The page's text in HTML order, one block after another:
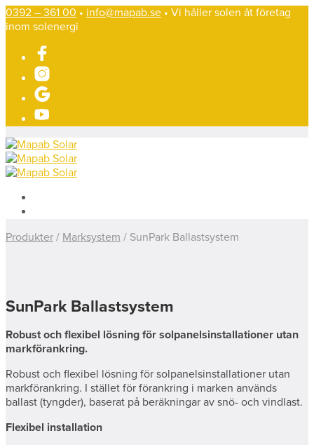
0392 – 361 00 • info@mapab.se • Vi håller solen åt företag
inom solenergi
Produkter / Marksystem / SunPark Ballastsystem
SunPark Ballastsystem
Robust och flexibel lösning för solpanelsinstallationer utan
markförankring.
Robust och flexibel lösning för solpanelsinstallationer utan
markförankring. I stället för förankring i marken används
ballast (tyngder), baserat på beräkningar av snö- och vindlast.
Flexibel installation